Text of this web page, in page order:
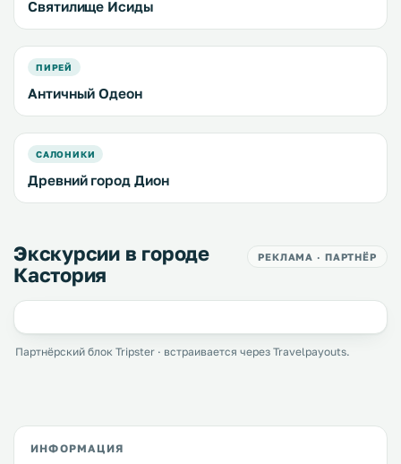
Святилище Исиды
ПИРЕЙ
Античный Одеон
САЛОНИКИ
Древний город Дион
Экскурсии в городе
Кастория
РЕКЛАМА · ПАРТНЁР
Партнёрский блок Tripster · встраивается через Travelpayouts.
ИНФОРМАЦИЯ